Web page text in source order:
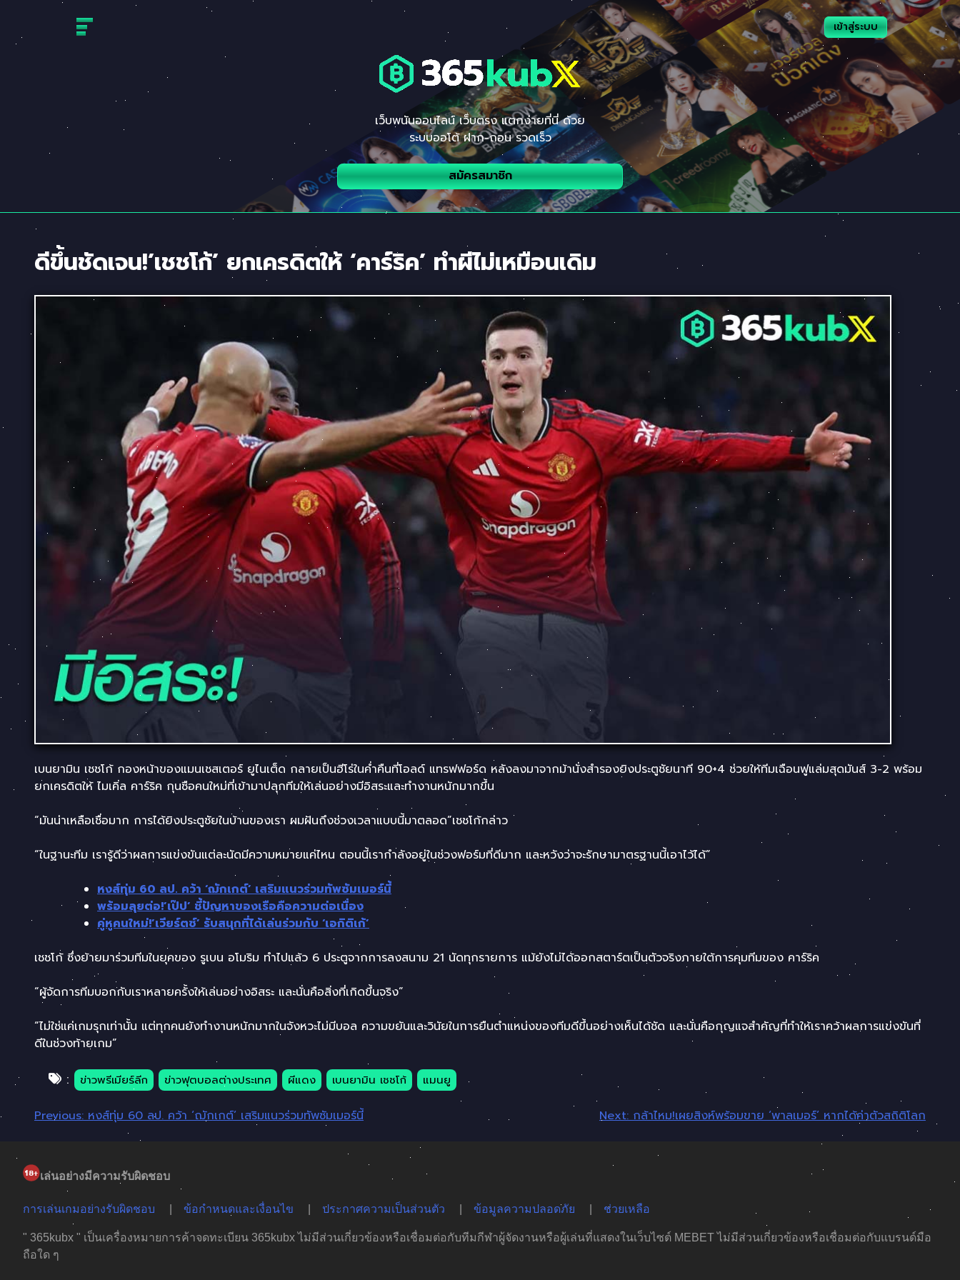
content
เว็บพนันออนไลน์ เว็บตรง แตกง่ายที่นี่ ด้วย
ระบบออโต้ ฝาก-ถอน รวดเร็ว
สมัครสมาชิก
เข้าสู่ระบบ
ดีขึ้นชัดเจน!’เชชโก้’ ยกเครดิตให้ ‘คาร์ริค’ ทำผีไม่เหมือนเดิม
เบนยามิน เชชโก้ กองหน้าของแมนเชสเตอร์ ยูไนเต็ด กลายเป็นฮีโร่ในค่ำคืนที่โอลด์ แทรฟฟอร์ด หลังลงมาจากม้านั่งสำรองยิงประตูชัยนาที 90+4 ช่วยให้ทีมเฉือนฟูแล่มสุดมันส์ 3-2 พร้อม
ยกเครดิตให้ ไมเคิ่ล คาร์ริค กุนซือคนใหม่ที่เข้ามาปลุกทีมให้เล่นอย่างมีอิสระและทำงานหนักมากขึ้น
“มันน่าเหลือเชื่อมาก การได้ยิงประตูชัยในบ้านของเรา ผมฝันถึงช่วงเวลาแบบนี้มาตลอด”เชชโก้กล่าว
“ในฐานะทีม เรารู้ดีว่าผลการแข่งขันแต่ละนัดมีความหมายแค่ไหน ตอนนี้เรากำลังอยู่ในช่วงฟอร์มที่ดีมาก และหวังว่าจะรักษามาตรฐานนี้เอาไว้ได้”
หงส์ทุ่ม 60 ลป. คว้า ‘ฌักเกต์’ เสริมแนวร่วมทัพซัมเมอร์นี้
พร้อมลุยต่อ!’เป๊ป’ ชี้ปัญหาของเรือคือความต่อเนื่อง
คู่หูคนใหม่!’เวียร์ตซ์’ รับสนุกที่ได้เล่นร่วมกับ ‘เอกิติเก้’
เชชโก้ ซึ่งย้ายมาร่วมทีมในยุคของ รูเบน อโมริม ทำไปแล้ว 6 ประตูจากการลงสนาม 21 นัดทุกรายการ แม้ยังไม่ได้ออกสตาร์ตเป็นตัวจริงภายใต้การคุมทีมของ คาร์ริค
“ผู้จัดการทีมบอกกับเราหลายครั้งให้เล่นอย่างอิสระ และนั่นคือสิ่งที่เกิดขึ้นจริง”
“ไม่ใช่แค่เกมรุกเท่านั้น แต่ทุกคนยังทำงานหนักมากในจังหวะไม่มีบอล ความขยันและวินัยในการยืนตำแหน่งของทีมดีขึ้นอย่างเห็นได้ชัด และนั่นคือกุญแจสำคัญที่ทำให้เราคว้าผลการแข่งขันที่
ดีในช่วงท้ายเกม”
: ข่าวพรีเมียร์ลีก ข่าวฟุตบอลต่างประเทศ ผีแดง เบนยามิน เชชโก้ แมนยู
แนะแนว
Previous: หงส์ทุ่ม 60 ลป. คว้า ‘ฌักเกต์’ เสริมแนวร่วมทัพซัมเมอร์นี้ Next: กล้าไหม!เผยสิงห์พร้อมขาย ‘พาลเมอร์’ หากได้ค่าตัวสถิติโลก
เล่นอย่างมีความรับผิดชอบ
การเล่นเกมอย่างรับผิดชอบ ข้อกำหนดและเงื่อนไข ประกาศความเป็นส่วนตัว ข้อมูลความปลอดภัย ช่วยเหลือ
" 365kubx " เป็นเครื่องหมายการค้าจดทะเบียน 365kubx ไม่มีส่วนเกี่ยวข้องหรือเชื่อมต่อกับทีมกีฬาผู้จัดงานหรือผู้เล่นที่แสดงในเว็บไซต์ MEBET ไม่มีส่วนเกี่ยวข้องหรือเชื่อมต่อกับแบรนด์มือ
ถือใด ๆ